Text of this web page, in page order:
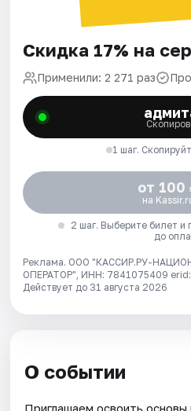
Скидка 17% на
Применили: 2 271 раз
1 шаг.
от 100
на
2 шаг. Выберите билет и
до
Реклама. ООО "КАССИР.РУ-
ОПЕРАТОР", ИНН: 7841075409 erid:
Действует до 31 августа 2026
О событии
Приглашаем освоить основы